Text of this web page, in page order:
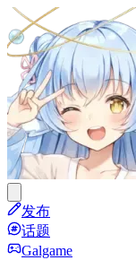
发布
话题
Galgame